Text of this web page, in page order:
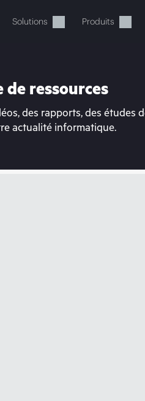
Solutions Produits
ressources
des rapports, des études
actualité informatique.